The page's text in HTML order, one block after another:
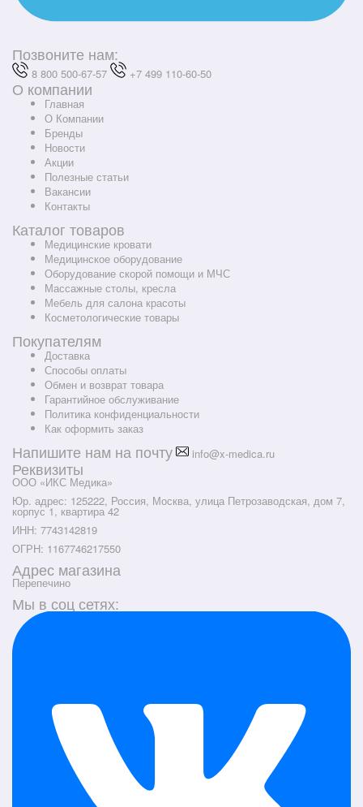
Позвоните нам:
8 800 500-67-57 +7 499 110-60-50
О компании
Главная
О Компании
Бренды
Новости
Акции
Полезные статьи
Вакансии
Контакты
Каталог товаров
Медицинские кровати
Медицинское оборудование
Оборудование скорой помощи и МЧС
Массажные столы, кресла
Мебель для салона красоты
Косметологические товары
Покупателям
Доставка
Способы оплаты
Обмен и возврат товара
Гарантийное обслуживание
Политика конфиденциальности
Как оформить заказ
Напишите нам на почту info@x-medica.ru
Реквизиты
ООО «ИКС Медика»
Юр. адрес: 125222, Россия, Москва, улица Петрозаводская, дом 7,
корпус 1, квартира 42
ИНН: 7743142819
ОГРН: 1167746217550
Адрес магазина
Перепечино
Мы в соц сетях: